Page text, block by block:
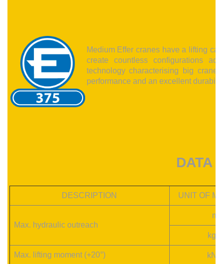
Medium Effer cranes have a lifting
create countless configurations
technology characterising big
performance and an excellent
DATA
DESCRIPTION UNIT OF
Max. hydraulic outreach
m
kgm
Max. lifting moment (+20°) kNm